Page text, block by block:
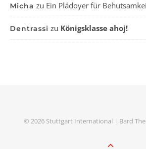
Micha zu Ein Plädoyer für
Dentrassi zu Königsklasse ahoj!
© 2026 Stuttgart International | Bard